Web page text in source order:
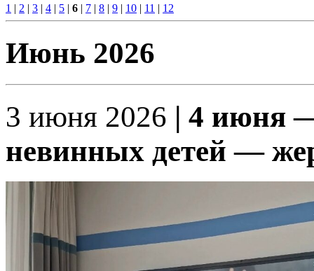
1 | 2 | 3 | 4 | 5 | 6 | 7 | 8 | 9 | 10 | 11 | 12
Июнь 2026
3 июня 2026 | 4 июня
невинных детей —